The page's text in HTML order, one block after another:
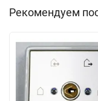
Рекомендуем